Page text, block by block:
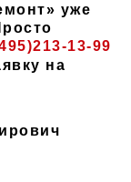
уже
13-99
на